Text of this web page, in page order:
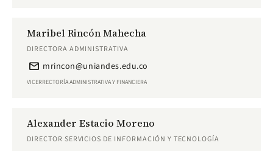
Maribel Rincón Mahecha
DIRECTORA ADMINISTRATIVA
email mrincon@uniandes.edu.co
VICERRECTORÍA ADMINISTRATIVA Y FINANCIERA
Alexander Estacio Moreno
DIRECTOR SERVICIOS DE INFORMACIÓN Y TECNOLOGÍA